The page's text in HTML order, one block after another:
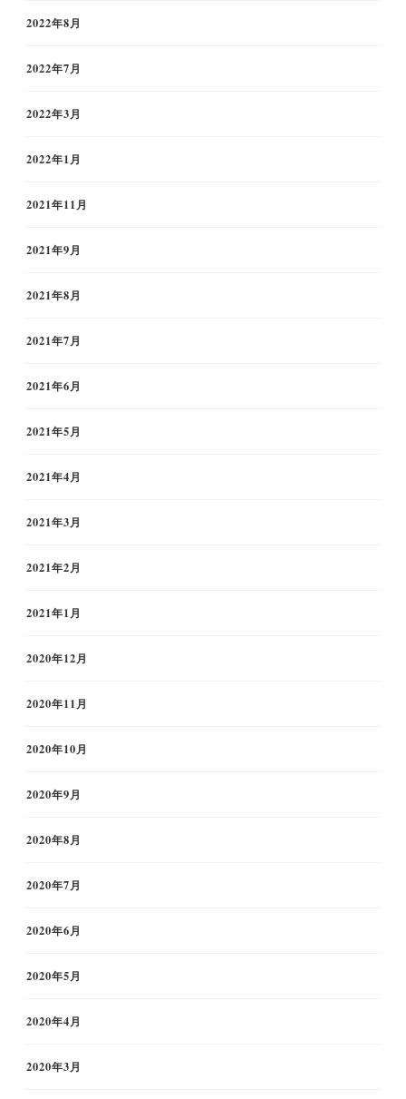
2022年8月
2022年7月
2022年3月
2022年1月
2021年11月
2021年9月
2021年8月
2021年7月
2021年6月
2021年5月
2021年4月
2021年3月
2021年2月
2021年1月
2020年12月
2020年11月
2020年10月
2020年9月
2020年8月
2020年7月
2020年6月
2020年5月
2020年4月
2020年3月